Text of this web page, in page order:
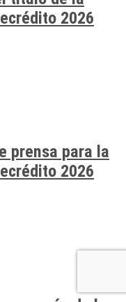
2026
prensa para la
2026